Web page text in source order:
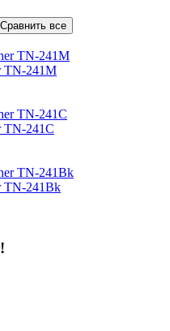
TN-241M
TN-241C
TN-241Bk